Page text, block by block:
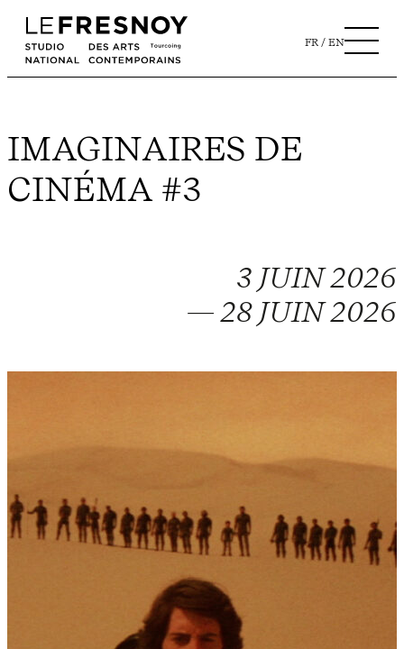
FR EN
IMAGINAIRES DE
CINÉMA #3
3 JUIN 2026
— 28 JUIN 2026